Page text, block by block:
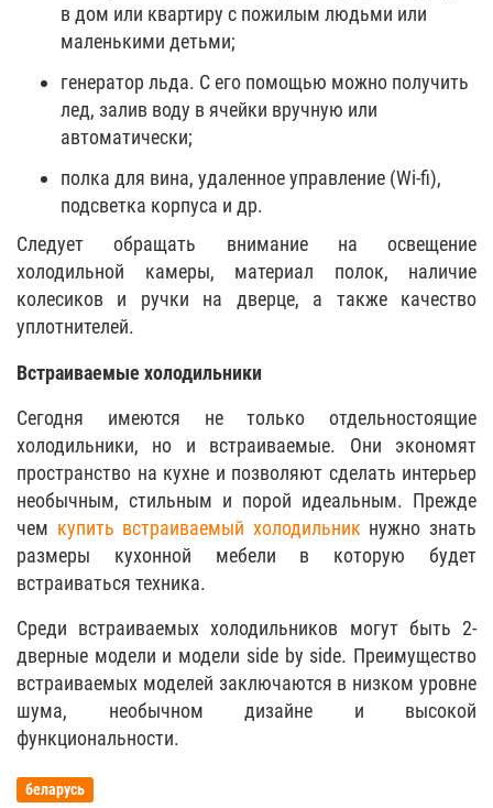
в дом или квартиру с пожилым людьми или
маленькими детьми;
генератор льда. С его помощью можно получить
лед, залив воду в ячейки вручную или
автоматически;
полка для вина, удаленное управление (Wi-fi),
подсветка корпуса и др.
Следует обращать внимание на освещение
холодильной камеры, материал полок, наличие
колесиков и ручки на дверце, а также качество
уплотнителей.
Встраиваемые холодильники
Сегодня имеются не только отдельностоящие
холодильники, но и встраиваемые. Они экономят
пространство на кухне и позволяют сделать интерьер
необычным, стильным и порой идеальным. Прежде
чем купить встраиваемый холодильник нужно знать
размеры кухонной мебели в которую будет
встраиваться техника.
Среди встраиваемых холодильников могут быть 2-
дверные модели и модели side by side. Преимущество
встраиваемых моделей заключаются в низком уровне
шума, необычном дизайне и высокой
функциональности.
беларусь